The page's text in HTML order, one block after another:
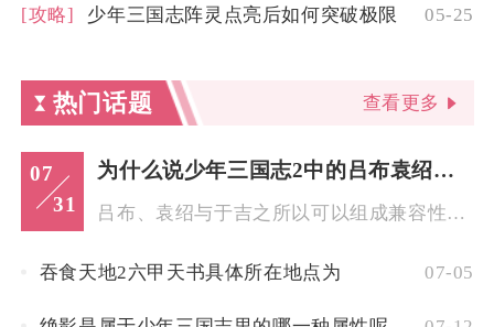
[攻略] 少年三国志阵灵点亮后如何突破极限 05-25
热门话题 查看更多
07
31
为什么说少年三国志2中的吕布袁绍和于吉可以搭配
吕布、袁绍与于吉之所以可以组成兼容性极强的强势组合，核心原因...
吞食天地2六甲天书具体所在地点为 07-05